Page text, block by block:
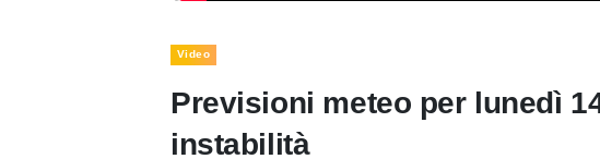
Video
Previsioni meteo per lunedì
instabilità